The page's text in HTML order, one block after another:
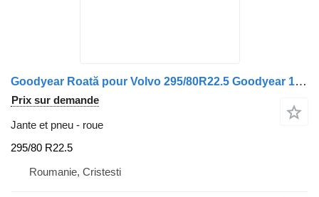
Goodyear Roată pour Volvo 295/80R22.5 Goodyear 13.01.2023
Prix sur demande
Jante et pneu - roue
295/80 R22.5
Roumanie, Cristesti